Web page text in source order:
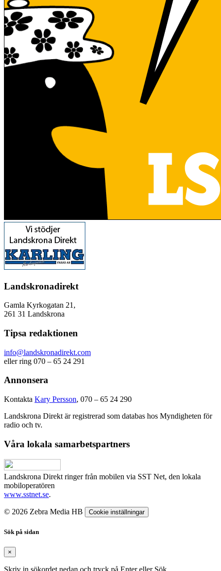
Landskronadirekt
Gamla Kyrkogatan 21,
261 31 Landskrona
Tipsa redaktionen
info@landskronadirekt.com
eller ring 070 – 65 24 291
Annonsera
Kontakta Kary Persson, 070 – 65 24 290
Landskrona Direkt är registrerad som databas hos Myndigheten för
radio och tv.
Våra lokala samarbetspartners
Landskrona Direkt ringer från mobilen via SST Net, den lokala
mobiloperatören
www.sstnet.se.
© 2026 Zebra Media HB Cookie inställningar
Sök på sidan
×
Skriv in sökordet nedan och tryck på Enter eller Sök